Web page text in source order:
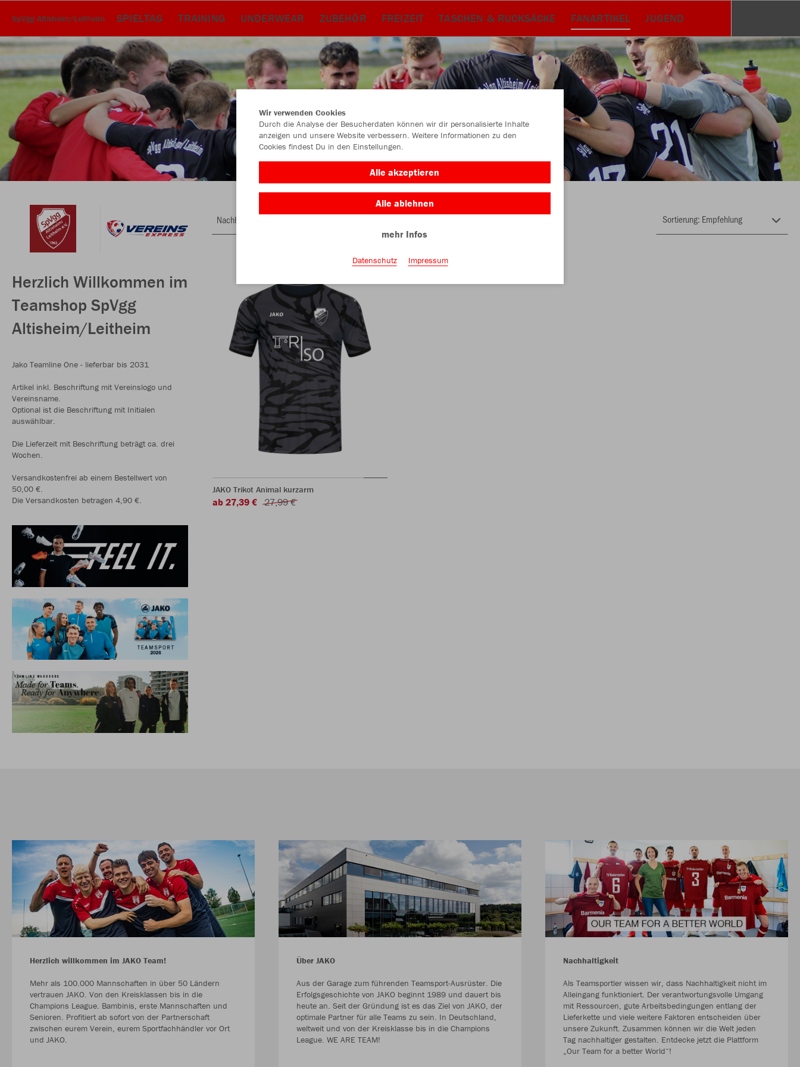
SpVgg Altisheim/Leitheim SPIELTAG TRAINING UNDERWEAR ZUBEHÖR FREIZEIT TASCHEN & RUCKSÄCKE FANARTIKEL JUGEND
Herzlich Willkommen im
Teamshop SpVgg
Altisheim/Leitheim
Jako Teamline One - lieferbar bis 2031
Artikel inkl. Beschriftung mit Vereinslogo und
Vereinsname.
Optional ist die Beschriftung mit Initialen
auswählbar.
Die Lieferzeit mit Beschriftung beträgt ca. drei
Wochen.
Versandkostenfrei ab einem Bestellwert von
50,00 €.
Die Versandkosten betragen 4,90 €.
Nachhaltig
JAKO Trikot Animal kurzarm
ab 27,39 € 27,99 €
Herzlich willkommen im JAKO Team!
Mehr als 100.000 Mannschaften in über 50 Ländern
vertrauen JAKO. Von den Kreisklassen bis in die
Champions League. Bambinis, erste Mannschaften und
Senioren. Profitiert ab sofort von der Partnerschaft
zwischen eurem Verein, eurem Sportfachhändler vor Ort
und JAKO.
Über JAKO
Aus der Garage zum führenden Teamsport-Ausrüster. Die
Erfolgsgeschichte von JAKO beginnt 1989 und dauert bis
heute an. Seit der Gründung ist es das Ziel von JAKO, der
optimale Partner für alle Teams zu sein. In Deutschland,
weltweit und von der Kreisklasse bis in die Champions
League. WE ARE TEAM!
Nachhaltigkeit
Als Teamsportler wissen wir, dass Nachhaltigkeit nicht im
Alleingang funktioniert. Der verantwortungsvolle Umgang
mit Ressourcen, gute Arbeitsbedingungen entlang der
Lieferkette und viele weitere Faktoren entscheiden über
unsere Zukunft. Zusammen können wir die Welt jeden
Tag nachhaltiger gestalten. Entdecke jetzt die Plattform
„Our Team for a better World“!
Wir verwenden Cookies
Durch die Analyse der Besucherdaten können wir dir personalisierte Inhalte
anzeigen und unsere Website verbessern. Weitere Informationen zu den
Cookies findest Du in den Einstellungen.
Alle akzeptieren
Alle ablehnen
mehr Infos
Datenschutz Impressum